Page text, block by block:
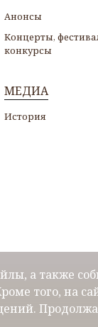
Анонсы
Концерты,
конкурсы
МЕДИА
История
а также
того, на